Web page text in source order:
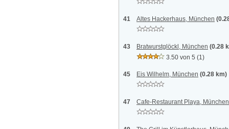
41 Altes Hackerhaus, München
43 Bratwurstglöckl, München (0.28
3.50 von 5 (1)
45 Eis Wilhelm, München (0.28 km)
47 Cafe-Restaurant Playa, München